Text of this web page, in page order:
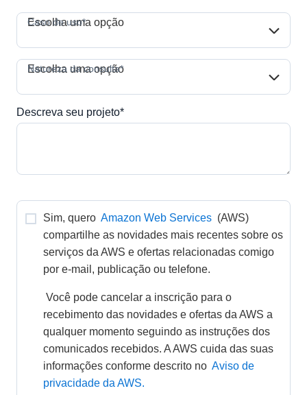
Caso de uso*
Escolha uma opção
Natureza da consulta*
Escolha uma opção
Descreva seu projeto*
Sim, quero Amazon Web Services (AWS)
compartilhe as novidades mais recentes sobre os
serviços da AWS e ofertas relacionadas comigo
por e-mail, publicação ou telefone.
recebimento das novidades e ofertas da AWS a
qualquer momento seguindo as instruções dos
comunicados recebidos. A AWS cuida das suas
informações conforme descrito no Aviso de
privacidade da AWS.